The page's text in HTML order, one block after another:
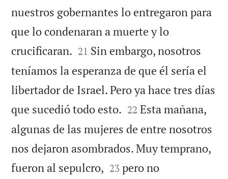
nuestros gobernantes lo entregaron para
que lo condenaran a muerte y lo
crucificaran. 

21 Sin embargo, nosotros
teníamos la esperanza de que él sería el
libertador de Israel. Pero ya hace tres días
que sucedió todo esto. 

22 Esta mañana,
algunas de las mujeres de entre nosotros
nos dejaron asombrados. Muy temprano,
fueron al sepulcro, 

23 pero no